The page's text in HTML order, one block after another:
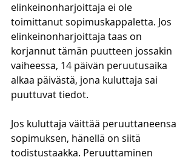
elinkeinonharjoittaja ei ole
toimittanut sopimuskappaletta. Jos
elinkeinonharjoittaja taas on
korjannut tämän puutteen jossakin
vaiheessa, 14 päivän peruutusaika
alkaa päivästä, jona kuluttaja sai
puuttuvat tiedot.
Jos kuluttaja väittää peruuttaneensa
sopimuksen, hänellä on siitä
todistustaakka. Peruuttaminen